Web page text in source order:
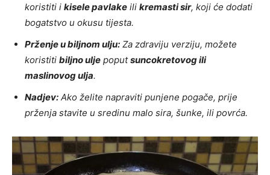
koristiti i kisele pavlake ili kremasti sir, koji će dodati
bogatstvo u okusu tijesta.
Prženje u biljnom ulju: Za zdraviju verziju, možete
koristiti biljno ulje poputsuncokretovog ili
maslinovog ulja.
Nadjev: Ako želite napraviti punjene pogače, prije
prženja stavite u sredinu malo sira, šunke, ili povrća.